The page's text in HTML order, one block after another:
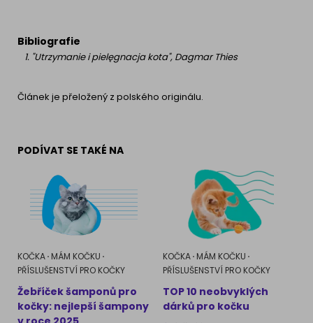
Bibliografie
"Utrzymanie i pielęgnacja kota", Dagmar Thies
Článek je přeložený z polského originálu.
PODÍVAT SE TAKÉ NA
KOČKA MÁM KOČKU
PŘÍSLUŠENSTVÍ PRO KOČKY
Žebříček šamponů pro
kočky: nejlepší šampony
KOČKA MÁM KOČKU
PŘÍSLUŠENSTVÍ PRO KOČKY
TOP 10 neobvyklých
dárků pro kočku